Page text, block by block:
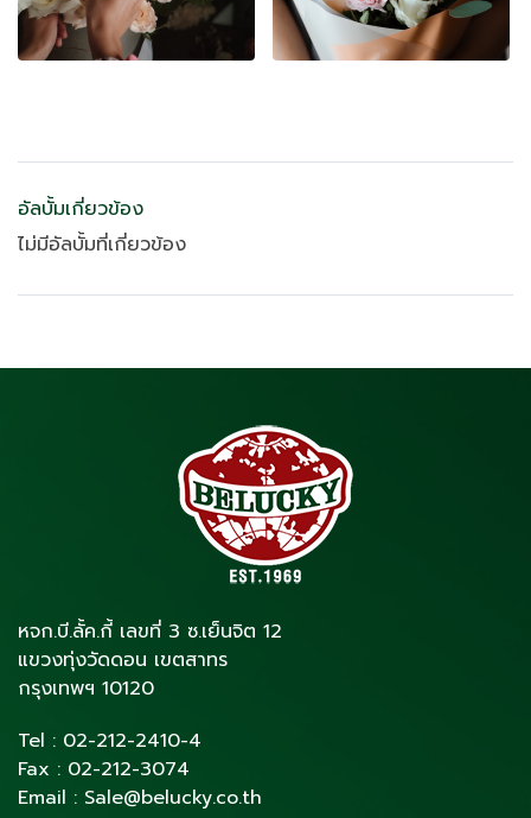
อัลบั้มเกี่ยวข้อง
ไม่มีอัลบั้มที่เกี่ยวข้อง
หจก.บี.ลั้ค.กี้ เลขที่ 3 ซ.เย็นจิต 12
แขวงทุ่งวัดดอน เขตสาทร
กรุงเทพฯ 10120
Tel : 02-212-2410-4
Fax : 02-212-3074
Email : Sale@belucky.co.th